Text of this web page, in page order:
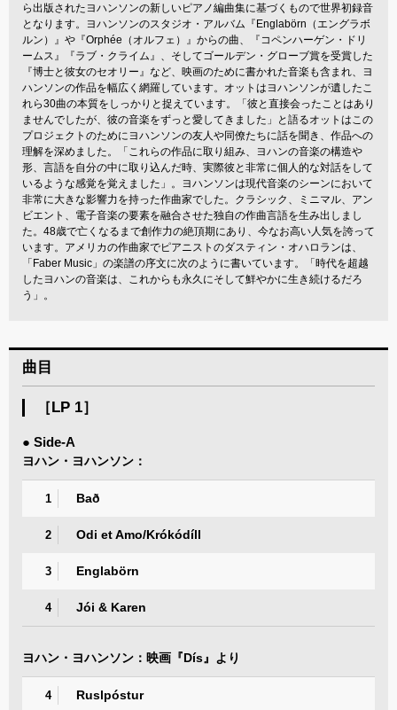
ら出版されたヨハンソンの新しいピアノ編曲集に基づくもので世界初録音
となります。ヨハンソンのスタジオ・アルバム『Englabörn（エングラボ
ルン）』や『Orphée（オルフェ）』からの曲、『コペンハーゲン・ドリ
ームス』『ラブ・クライム』、そしてゴールデン・グローブ賞を受賞した
『博士と彼女のセオリー』など、映画のために書かれた音楽も含まれ、ヨ
ハンソンの作品を幅広く網羅しています。オットはヨハンソンが遺したこ
れら30曲の本質をしっかりと捉えています。「彼と直接会ったことはあり
ませんでしたが、彼の音楽をずっと愛してきました」と語るオットはこの
プロジェクトのためにヨハンソンの友人や同僚たちに話を聞き、作品への
理解を深めました。「これらの作品に取り組み、ヨハンの音楽の構造や
形、言語を自分の中に取り込んだ時、実際彼と非常に個人的な対話をして
いるような感覚を覚えました」。ヨハンソンは現代音楽のシーンにおいて
非常に大きな影響力を持った作曲家でした。クラシック、ミニマル、アン
ビエント、電子音楽の要素を融合させた独自の作曲言語を生み出しまし
た。48歳で亡くなるまで創作力の絶頂期にあり、今なお高い人気を誇って
います。アメリカの作曲家でピアニストのダスティン・オハロランは、
「Faber Music」の楽譜の序文に次のように書いています。「時代を超越
したヨハンの音楽は、これからも永久にそして鮮やかに生き続けるだろ
う」。
曲目
［LP 1］
● Side-A
ヨハン・ヨハンソン：
1 Bað
2 Odi et Amo/Krókódíll
3 Englabörn
4 Jói & Karen
ヨハン・ヨハンソン：映画『Dís』より
4 Ruslpóstur